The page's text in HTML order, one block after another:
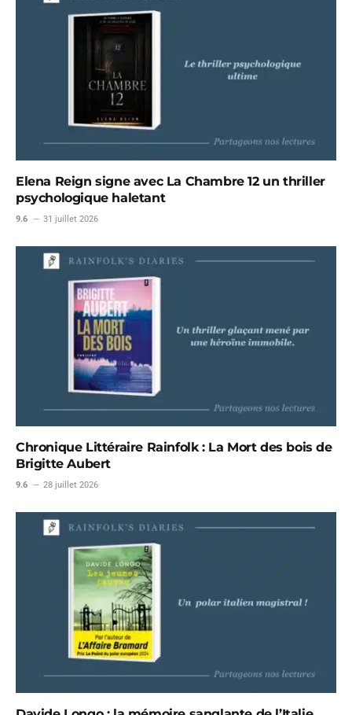
Elena Reign signe avec La Chambre 12 un thriller
psychologique haletant
9.6 31 juillet 2026
Chronique Littéraire Rainfolk : La Mort des bois de
Brigitte Aubert
9.6 28 juillet 2026